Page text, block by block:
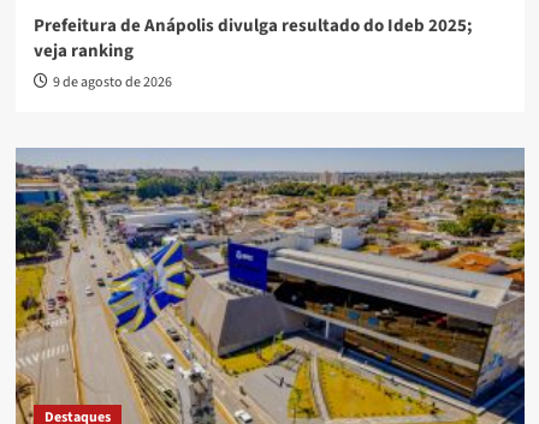
Prefeitura de Anápolis divulga resultado do Ideb 2025;
veja ranking
9 de agosto de 2026
Destaques